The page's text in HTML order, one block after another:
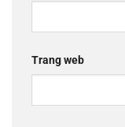
Trang web